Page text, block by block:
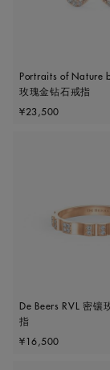
Portraits of Nature
玫瑰金钻石戒指
Original price
¥23,500
De Beers RVL 密镶
指
Original price
¥16,500